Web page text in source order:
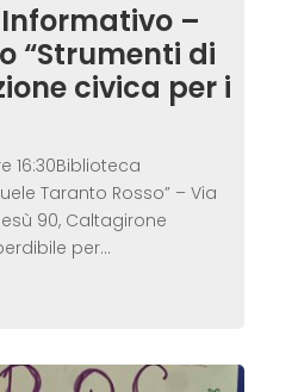
–
“Strumenti di
civica per i
16:30Biblioteca
Taranto Rosso” – Via
90, Caltagirone
per...